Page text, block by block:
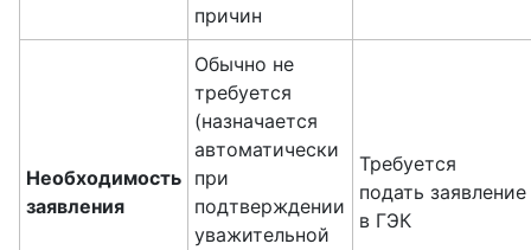
причин
Необходимость
заявления
Обычно не
требуется
(назначается
автоматически
при
подтверждении
уважительной
Требуется
подать заявление
в ГЭК